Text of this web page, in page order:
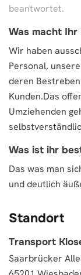
beantwortet.
Was macht
Wir haben
Personal,
deren
Kunden.Das
Umziehenden
Was ist ihr
Das was man
und deutlich
Standort
Transport
Saarbrücker